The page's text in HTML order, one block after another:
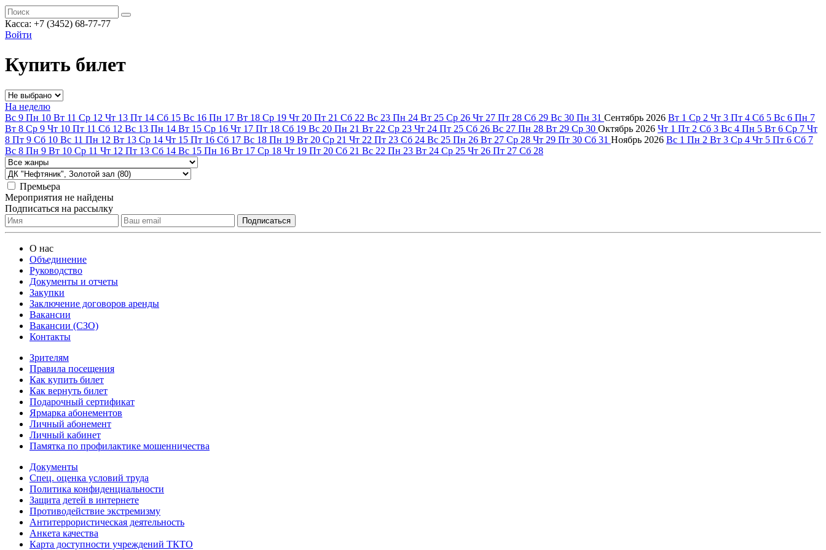
Касса: +7 (3452) 68-77-77
Войти
Купить билет
На неделю
Вс 9 Пн 10 Вт 11 Ср 12 Чт 13 Пт 14 Сб 15 Вс 16 Пн 17 Вт 18 Ср 19 Чт 20 Пт 21 Сб 22 Вс 23 Пн 24 Вт 25 Ср 26 Чт 27 Пт 28 Сб 29 Вс 30 Пн 31 Сентябрь 2026 Вт 1 Ср 2 Чт 3 Пт 4 Сб 5 Вс 6 Пн 7
Вт 8 Ср 9 Чт 10 Пт 11 Сб 12 Вс 13 Пн 14 Вт 15 Ср 16 Чт 17 Пт 18 Сб 19 Вс 20 Пн 21 Вт 22 Ср 23 Чт 24 Пт 25 Сб 26 Вс 27 Пн 28 Вт 29 Ср 30 Октябрь 2026 Чт 1 Пт 2 Сб 3 Вс 4 Пн 5 Вт 6 Ср 7 Чт
8 Пт 9 Сб 10 Вс 11 Пн 12 Вт 13 Ср 14 Чт 15 Пт 16 Сб 17 Вс 18 Пн 19 Вт 20 Ср 21 Чт 22 Пт 23 Сб 24 Вс 25 Пн 26 Вт 27 Ср 28 Чт 29 Пт 30 Сб 31 Ноябрь 2026 Вс 1 Пн 2 Вт 3 Ср 4 Чт 5 Пт 6 Сб 7
Вс 8 Пн 9 Вт 10 Ср 11 Чт 12 Пт 13 Сб 14 Вс 15 Пн 16 Вт 17 Ср 18 Чт 19 Пт 20 Сб 21 Вс 22 Пн 23 Вт 24 Ср 25 Чт 26 Пт 27 Сб 28
Премьера
Мероприятия не найдены
Подписаться на рассылку
О нас
Объединение
Руководство
Документы и отчеты
Закупки
Заключение договоров аренды
Вакансии
Вакансии (СЗО)
Контакты
Зрителям
Правила посещения
Как купить билет
Как вернуть билет
Подарочный сертификат
Ярмарка абонементов
Личный абонемент
Личный кабинет
Памятка по профилактике мошенничества
Документы
Спец. оценка условий труда
Политика конфиденциальности
Защита детей в интернете
Противодействие экстремизму
Антитеррористическая деятельность
Анкета качества
Карта доступности учреждений ТКТО